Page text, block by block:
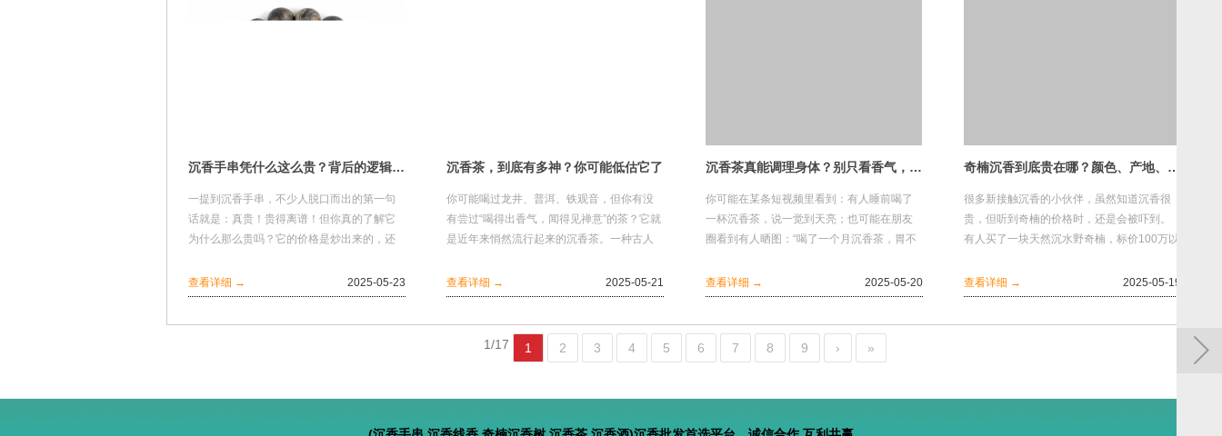
沉香手串凭什么这么贵？背后的逻辑你真的懂吗？
一提到沉香手串，不少人脱口而出的第一句
话就是：真贵！贵得离谱！但你真的了解它
为什么那么贵吗？它的价格是炒出来的，还
明白沉香...
查看详细 → 2025-05-23
沉香茶，到底有多神？你可能低估它了
你可能喝过龙井、普洱、铁观音，但你有没
有尝过“喝得出香气，闻得见禅意”的茶？它就
是近年来悄然流行起来的沉香茶。一种古人
别茶...
查看详细 → 2025-05-21
沉香茶真能调理身体？别只看香气，看这几点
你可能在某条短视频里看到：有人睡前喝了
一杯沉香茶，说一觉到天亮；也可能在朋友
圈看到有人晒图：“喝了一个月沉香茶，胃不
悄成...
查看详细 → 2025-05-20
奇楠沉香到底贵在哪？颜色、产地、价值一次讲明白！
很多新接触沉香的小伙伴，虽然知道沉香很
贵，但听到奇楠的价格时，还是会被吓到。
有人买了一块天然沉水野奇楠，标价100万以
天然...
查看详细 → 2025-05-19
1/17 1 2 3 4 5 6 7 8 9 › »